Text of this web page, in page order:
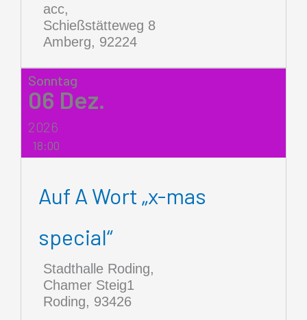
acc,
Schießstätteweg 8
Amberg, 92224
Sonntag
06 Dez.
2026
18:00
Auf A Wort „x-mas
special“
Stadthalle Roding,
Chamer Steig1
Roding, 93426